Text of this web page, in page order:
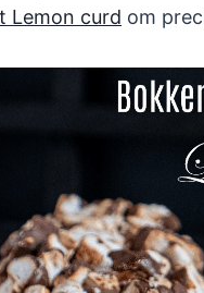
Lemon curd om